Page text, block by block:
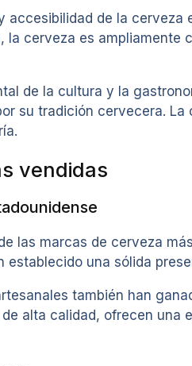
accesibilidad de la
la cerveza es
de la cultura y la
su tradición cervecera.
vendidas
las marcas de cerveza
una sólida
también han
alta calidad, ofrecen